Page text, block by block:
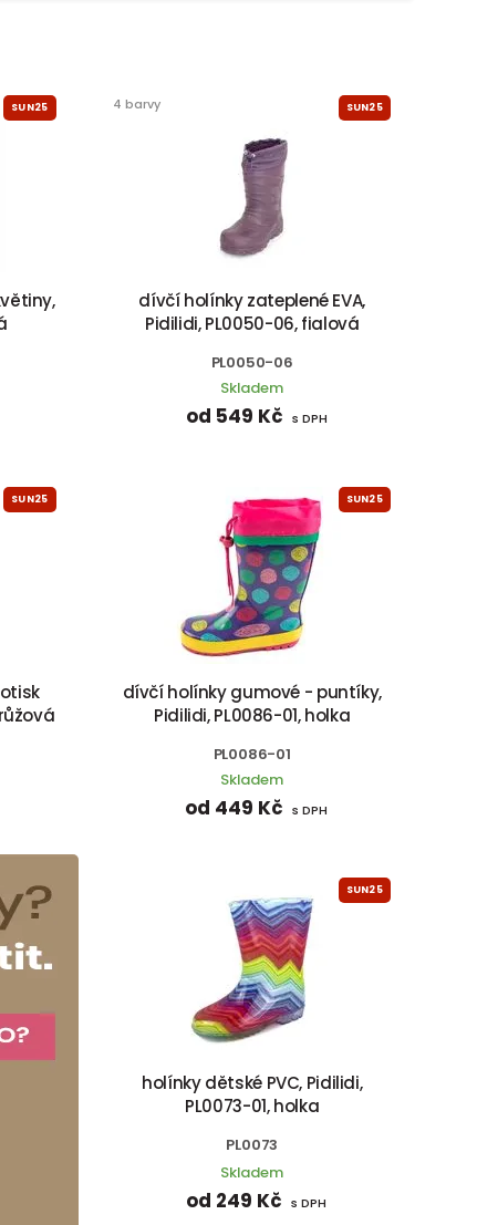
SUN25 4 barvy SUN25
dívčí holínky zateplené EVA,
Pidilidi, PL0050-06, fialová
PL0050-06
Skladem
od 549 Kč s DPH
SUN25 SUN25
dívčí holínky gumové - puntíky,
Pidilidi, PL0086-01, holka
PL0086-01
Skladem
od 449 Kč s DPH
SUN25
holínky dětské PVC, Pidilidi,
PL0073-01, holka
PL0073
Skladem
od 249 Kč s DPH